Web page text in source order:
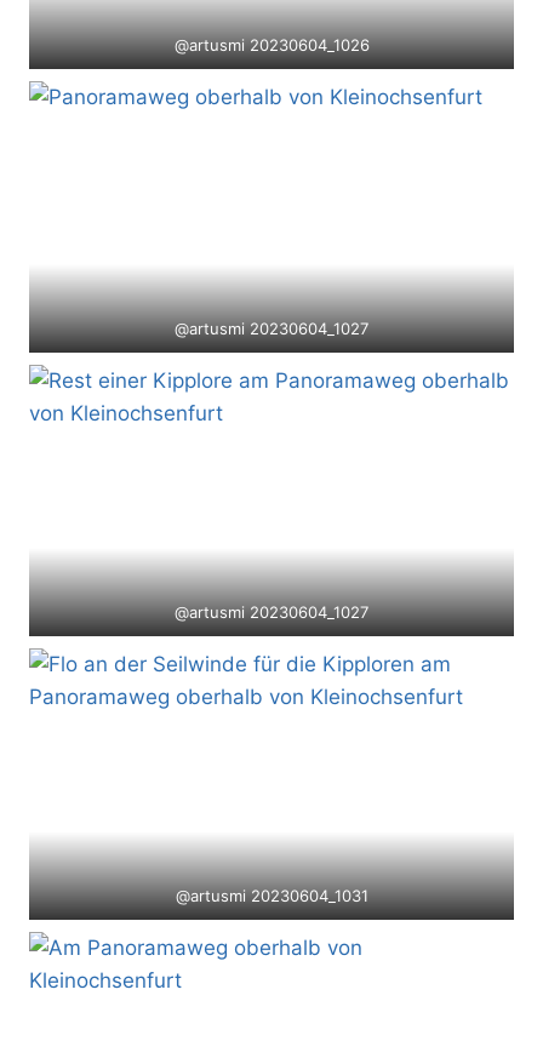
@artusmi 20230604_1026
@artusmi 20230604_1027
@artusmi 20230604_1027
@artusmi 20230604_1031